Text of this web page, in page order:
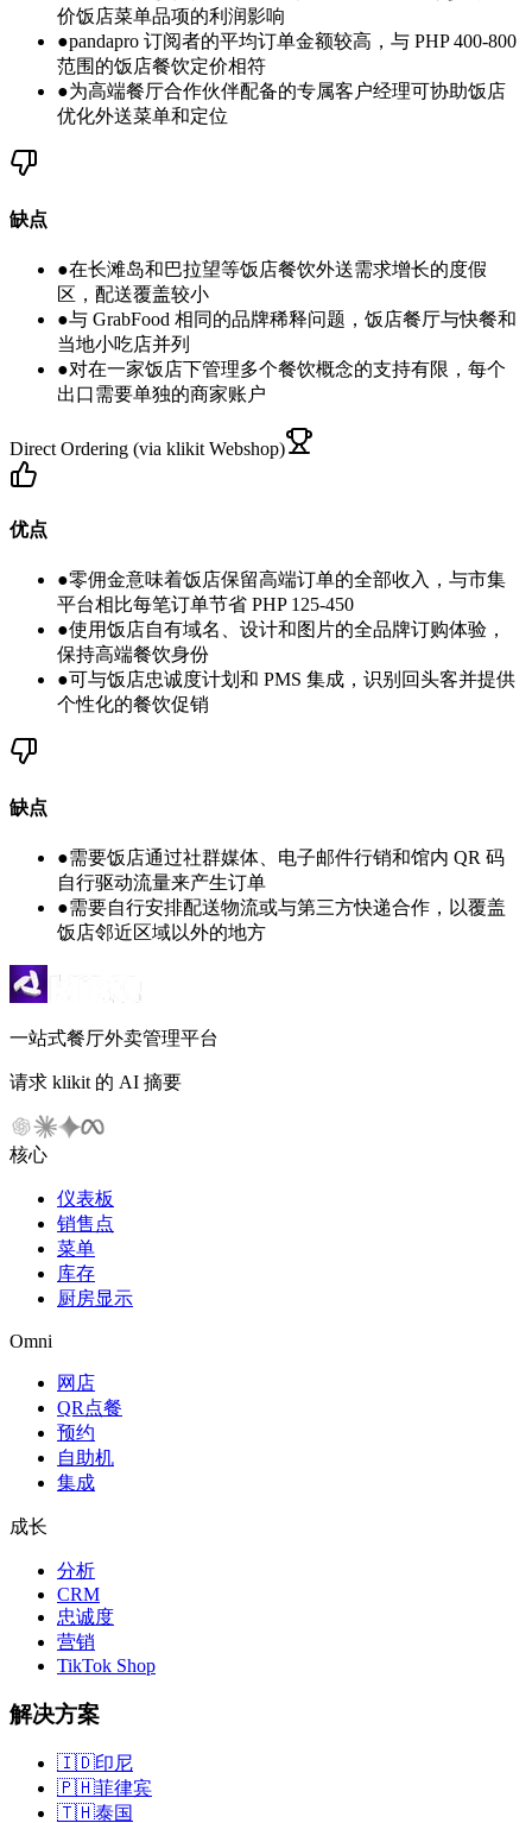
价饭店菜单品项的利润影响
●pandapro 订阅者的平均订单金额较高，与 PHP 400-800
范围的饭店餐饮定价相符
●为高端餐厅合作伙伴配备的专属客户经理可协助饭店
优化外送菜单和定位
缺点
●在长滩岛和巴拉望等饭店餐饮外送需求增长的度假
区，配送覆盖较小
●与 GrabFood 相同的品牌稀释问题，饭店餐厅与快餐和
当地小吃店并列
●对在一家饭店下管理多个餐饮概念的支持有限，每个
出口需要单独的商家账户
Direct Ordering (via klikit Webshop)
优点
●零佣金意味着饭店保留高端订单的全部收入，与市集
平台相比每笔订单节省 PHP 125-450
●使用饭店自有域名、设计和图片的全品牌订购体验，
保持高端餐饮身份
●可与饭店忠诚度计划和 PMS 集成，识别回头客并提供
个性化的餐饮促销
缺点
●需要饭店通过社群媒体、电子邮件行销和馆内 QR 码
自行驱动流量来产生订单
●需要自行安排配送物流或与第三方快递合作，以覆盖
饭店邻近区域以外的地方
一站式餐厅外卖管理平台
请求 klikit 的 AI 摘要
核心
仪表板
销售点
菜单
库存
厨房显示
Omni
网店
QR点餐
预约
自助机
集成
成长
分析
CRM
忠诚度
营销
TikTok Shop
解决方案
🇮🇩印尼
🇵🇭菲律宾
🇹🇭泰国